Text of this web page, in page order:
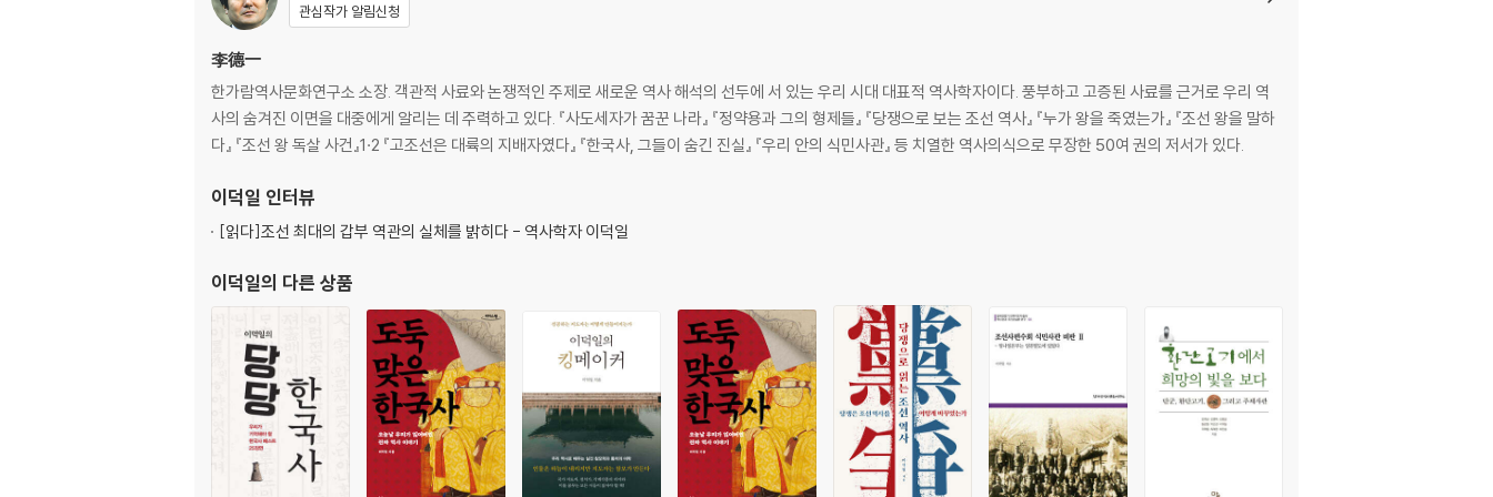
관심작가 알림신청
李德一
한가람역사문화연구소 소장. 객관적 사료와 논쟁적인 주제로 새로운 역사 해석의 선두에 서 있는 우리 시대 대표적 역사학자이다. 풍부하고 고증된 사료를 근거로 우리 역
사의 숨겨진 이면을 대중에게 알리는 데 주력하고 있다. 『사도세자가 꿈꾼 나라』 『정약용과 그의 형제들』 『당쟁으로 보는 조선 역사』 『누가 왕을 죽였는가』 『조선 왕을 말하
다』 『조선 왕 독살 사건』1·2 『고조선은 대륙의 지배자였다』 『한국사, 그들이 숨긴 진실』 『우리 안의 식민사관』 등 치열한 역사의식으로 무장한 50여 권의 저서가 있다.
이덕일 인터뷰
[읽다]조선 최대의 갑부 역관의 실체를 밝히다 - 역사학자 이덕일
이덕일의 다른 상품